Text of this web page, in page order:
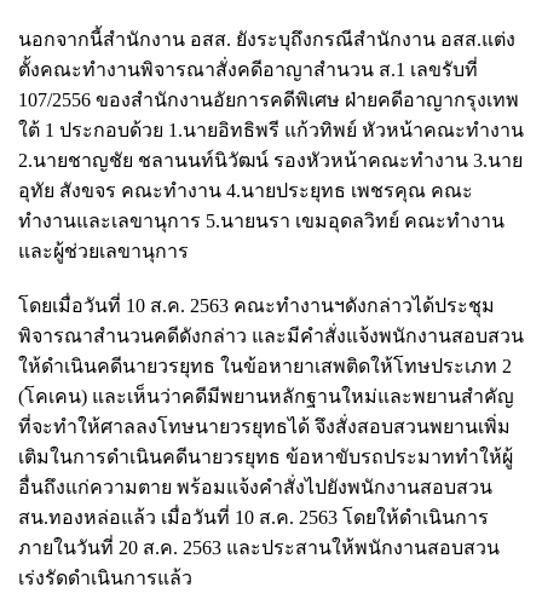
นอกจากนี้สำนักงาน อสส. ยังระบุถึงกรณีสำนักงาน อสส.แต่ง
ตั้งคณะทำงานพิจารณาสั่งคดีอาญาสำนวน ส.1 เลขรับที่
107/2556 ของสำนักงานอัยการคดีพิเศษ ฝ่ายคดีอาญากรุงเทพ
ใต้ 1 ประกอบด้วย 1.นายอิทธิพรี แก้วทิพย์ หัวหน้าคณะทำงาน
2.นายชาญชัย ชลานนท์นิวัฒน์ รองหัวหน้าคณะทำงาน 3.นาย
อุทัย สังขจร คณะทำงาน 4.นายประยุทธ เพชรคุณ คณะ
ทำงานและเลขานุการ 5.นายนรา เขมอุดลวิทย์ คณะทำงาน
และผู้ช่วยเลขานุการ
โดยเมื่อวันที่ 10 ส.ค. 2563 คณะทำงานฯดังกล่าวได้ประชุม
พิจารณาสำนวนคดีดังกล่าว และมีคำสั่งแจ้งพนักงานสอบสวน
ให้ดำเนินคดีนายวรยุทธ ในข้อหายาเสพติดให้โทษประเภท 2
(โคเคน) และเห็นว่าคดีมีพยานหลักฐานใหม่และพยานสำคัญ
ที่จะทำให้ศาลลงโทษนายวรยุทธได้ จึงสั่งสอบสวนพยานเพิ่ม
เติมในการดำเนินคดีนายวรยุทธ ข้อหาขับรถประมาททำให้ผู้
อื่นถึงแก่ความตาย พร้อมแจ้งคำสั่งไปยังพนักงานสอบสวน
สน.ทองหล่อแล้ว เมื่อวันที่ 10 ส.ค. 2563 โดยให้ดำเนินการ
ภายในวันที่ 20 ส.ค. 2563 และประสานให้พนักงานสอบสวน
เร่งรัดดำเนินการแล้ว